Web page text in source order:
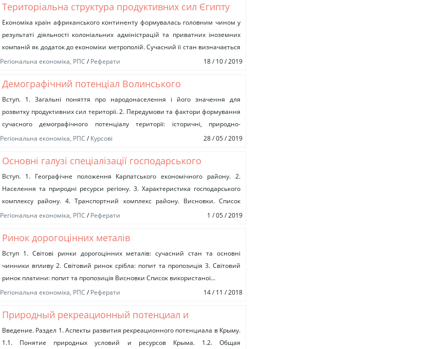
Територіальна структура продуктивних сил Єгипту
(аналіз економічних районів та вузлів Єгипту)
Економіка країн африканського континенту формувалась головним чином у
результаті діяльності колоніальних адміністрацій та приватних іноземних
компаній як додаток до економіки метрополій. Сучасний її стан визначається
впливом різноманітних зовнішніх факторів....
Регіональна економіка, РПС /Реферати 18 / 10 / 2019
Демографічний потенціал Волинського
економічного району та особливості його
розміщення
Вступ. 1. Загальні поняття про народонаселення і його значення для
розвитку продуктивних сил території. 2. Передумови та фактори формування
сучасного демографічного потенціалу території: історичні, природно-
екологічні, соціальні, економічні. 3. Чисельність...
Регіональна економіка, РПС /Курсові 28 / 05 / 2019
Основні галузі спеціалізації господарського
комплексу Карпатського економічного району
Вступ. 1. Географічне положення Карпатського економічного району. 2.
Населення та природні ресурси регіону. 3. Характеристика господарського
комплексу району. 4. Транспортний комплекс району. Висновки. Список
використаної літератури. Вступ Територія району...
Регіональна економіка, РПС /Реферати 1 / 05 / 2019
Ринок дорогоцінних металів
Вступ 1. Світові ринки дорогоцінних металів: сучасний стан та основні
чинники впливу 2. Світовий ринок срібла: попит та пропозиція 3. Світовий
ринок платини: попит та пропозиція Висновки Список використаної...
Регіональна економіка, РПС /Реферати 14 / 11 / 2018
Природный рекреационный потенциал и
рекреационное зонирование территории Крыма
Введение. Раздел 1. Аспекты развития рекреационного потенциала в Крыму.
1.1. Понятие природных условий и ресурсов Крыма. 1.2. Общая